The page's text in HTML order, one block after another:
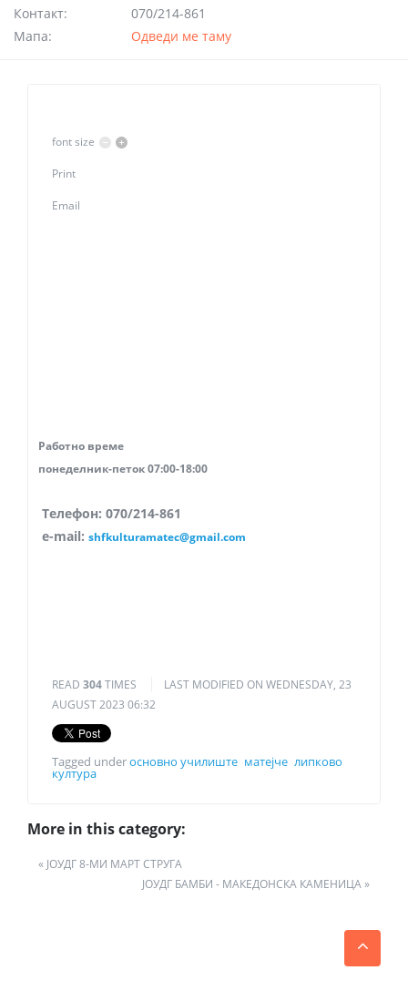
Контакт:
070/214-861
Мапа:
Одведи ме таму
font size
Print
Email
Работно време
понеделник-петок 07:00-18:00
Телефон: 070/214-861
e-mail: shfkulturamatec@gmail.com
READ 304TIMES
LAST MODIFIED ON WEDNESDAY, 23
AUGUST 2023 06:32
Tagged underосновно училиште матејче липково
култура
More in this category:
« ЈОУДГ 8-МИ МАРТ СТРУГА
ЈОУДГ БАМБИ - МАКЕДОНСКА КАМЕНИЦА »